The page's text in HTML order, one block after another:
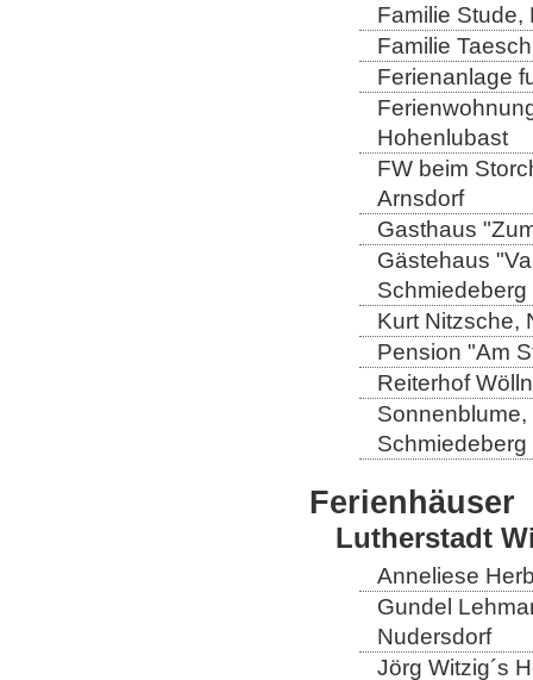
Familie Stude,
Familie
Ferienanlage
Hohenlubast
FW beim
Arnsdorf
Gasthaus
Gästehaus
Schmiedeberg
Kurt Nitzsche,
Pension "Am
Reiterhof
Sonnenblume,
Schmiedeberg
Ferienhäuser
Lutherstadt
Anneliese
Gundel
Nudersdorf
Jörg Witzig´s